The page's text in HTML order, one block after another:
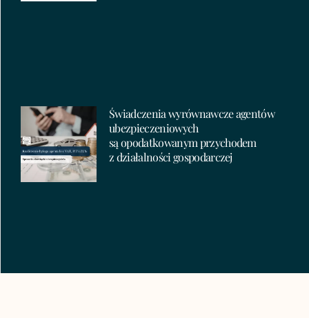
Świadczenia wyrównawcze agentów
ubezpieczeniowych
są opodatkowanym przychodem
z działalności gospodarczej